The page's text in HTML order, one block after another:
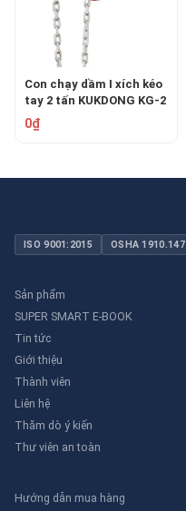
Con chạy dầm I xích kéo
tay 2 tấn KUKDONG KG-2
0₫
ISO 9001:2015 OSHA 1910.147
Sản phẩm
SUPER SMART E-BOOK
Tin tức
Giới thiệu
Thành viên
Liên hệ
Thăm dò ý kiến
Thư viên an toàn
Hướng dẫn mua hàng